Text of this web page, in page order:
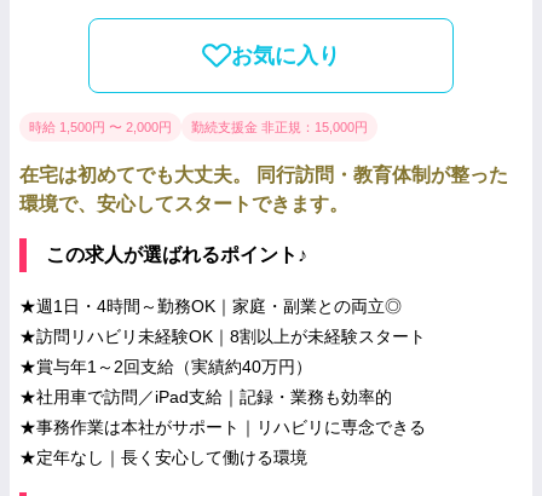
お気に入り
時給 1,500円 〜 2,000円 勤続支援金 非正規：15,000円
在宅は初めてでも大丈夫。 同行訪問・教育体制が整った
環境で、安心してスタートできます。
この求人が選ばれるポイント♪
★週1日・4時間～勤務OK｜家庭・副業との両立◎
★訪問リハビリ未経験OK｜8割以上が未経験スタート
★賞与年1～2回支給（実績約40万円）
★社用車で訪問／iPad支給｜記録・業務も効率的
★事務作業は本社がサポート｜リハビリに専念できる
★定年なし｜長く安心して働ける環境